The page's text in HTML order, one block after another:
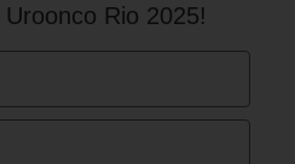
Rio 2025!